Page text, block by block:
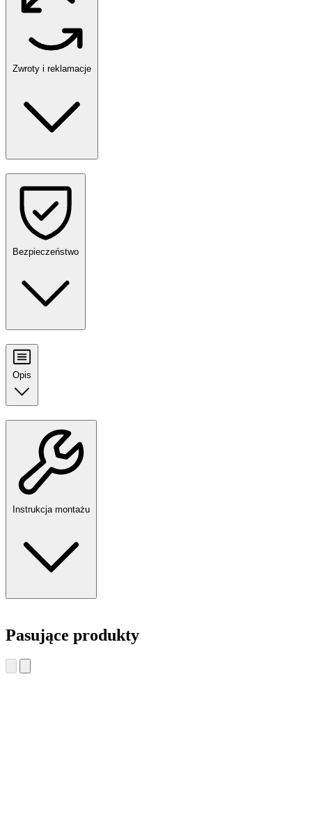
Zwroty i reklamacje
Bezpieczeństwo
Opis
Instrukcja montażu
Pasujące produkty